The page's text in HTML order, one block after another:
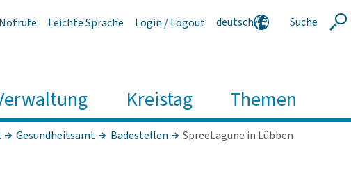
Notrufe Leichte Sprache Login / Logout
deutsch
Suche
Kreistag Themen
Gesundheitsamt Badestellen SpreeLagune in Lübben